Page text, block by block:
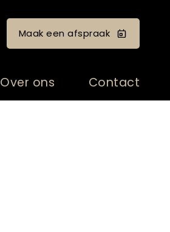
Maak een afspraak
Over ons Contact